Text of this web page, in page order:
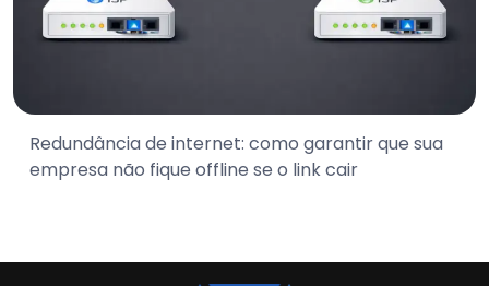
Redundância de internet: como garantir que sua
empresa não fique offline se o link cair